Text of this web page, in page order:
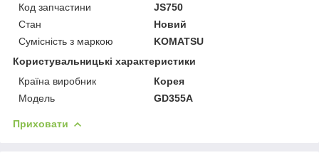
Код запчастини
JS750
Стан
Новий
Сумісність з маркою
KOMATSU
Користувальницькі характеристики
Країна виробник
Корея
Модель
GD355A
Приховати